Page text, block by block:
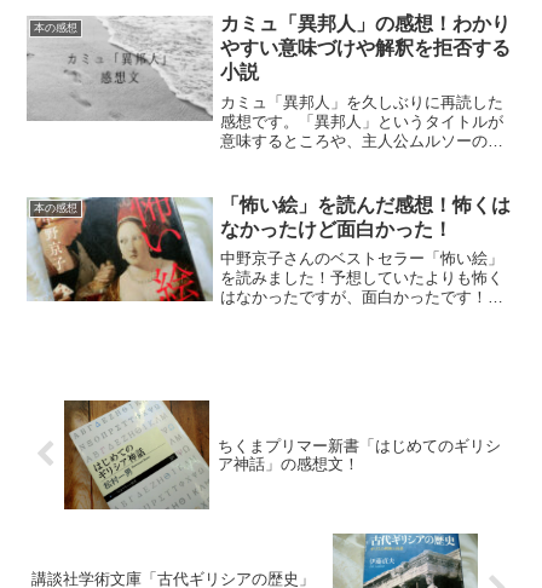
本の感想
カミュ「異邦人」の感想！わかり
やすい意味づけや解釈を拒否する
小説
カミュ「異邦人」を久しぶりに再読した
感想です。「異邦人」というタイトルが
意味するところや、主人公ムルソーの人
本の感想
「怖い絵」を読んだ感想！怖くは
なかったけど面白かった！
中野京子さんのベストセラー「怖い絵」
を読みました！予想していたよりも怖く
はなかったですが、面白かったです！
ちくまプリマー新書「はじめてのギリシ
ア神話」の感想文！
講談社学術文庫「古代ギリシアの歴史」